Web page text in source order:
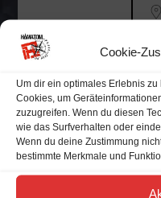
Cookie-
Um dir ein optimales Erlebnis
Cookies, um
zuzugreifen. Wenn du diesen
wie das Surfverhalten oder
Wenn du deine Zustimmung
bestimmte Merkmale und
Alle